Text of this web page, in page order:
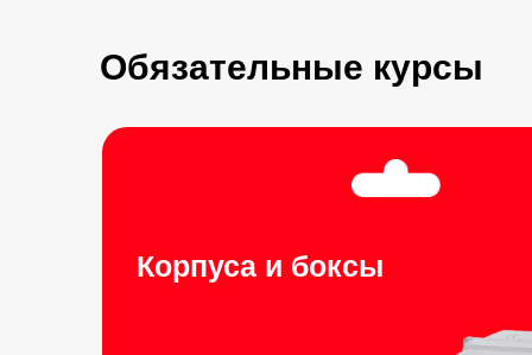
Корпуса и боксы
Обязательные курсы